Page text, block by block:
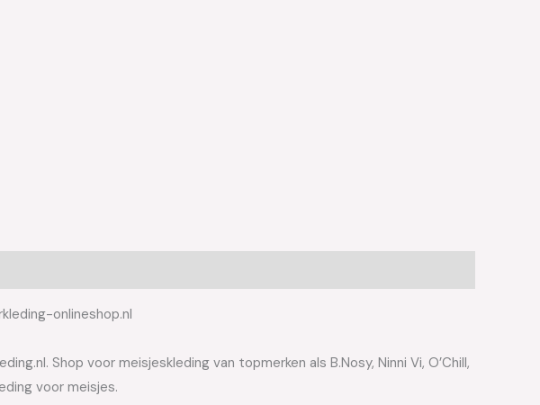
onlineshop.nl
Shop voor meisjeskleding van topmerken als B.Nosy, Ninni Vi, O’Chill,
voor meisjes.